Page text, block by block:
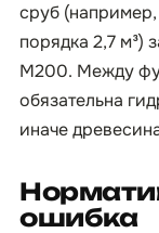
сруб
порядка 2,7 м³)
М200. Между
обязательна
иначе
ошибка